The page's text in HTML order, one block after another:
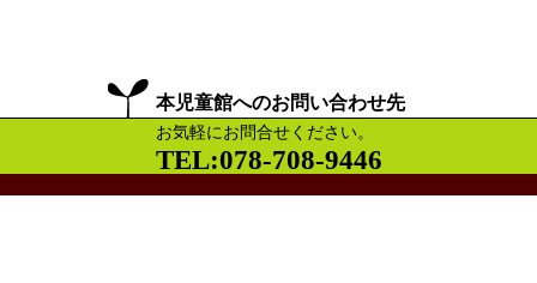
本児童館へのお問い合わせ先
お気軽にお問合せください。
TEL:078-708-9446